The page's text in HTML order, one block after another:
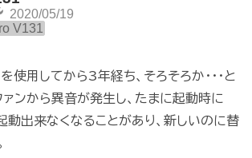
2020/05/19
V131
してから3年経ち、そろそろか・・・と
ンから異音が発生し、たまに起動時に
出来なくなることがあり、新しいのに替